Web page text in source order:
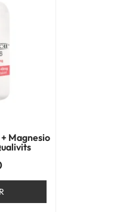
Magnesio